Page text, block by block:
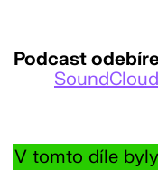
Podcast
SoundCloud
V tomto díle